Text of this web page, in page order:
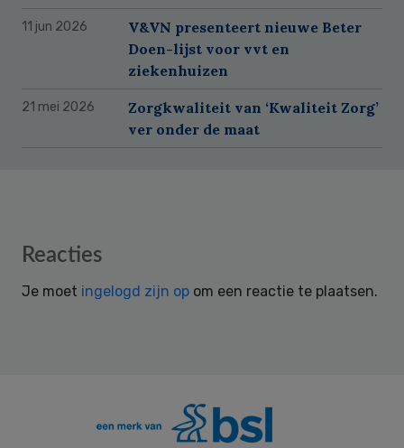
11 jun 2026
V&VN presenteert nieuwe Beter
Doen-lijst voor vvt en
ziekenhuizen
21 mei 2026
Zorgkwaliteit van ‘Kwaliteit Zorg’
ver onder de maat
Reader
Reacties
Je moet ingelogd zijn op om een reactie te plaatsen.